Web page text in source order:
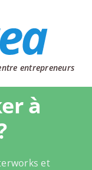
entrepreneurs
à
et